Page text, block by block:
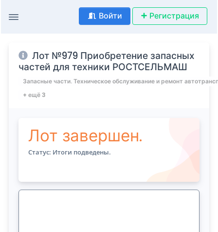
Войти Регистрация
Лот №979 Приобретение запасных
частей для техники РОСТСЕЛЬМАШ
Запасные части. Техническое обслуживание и ремонт
+ ещё 3
Лот завершен.
Статус: Итоги подведены.